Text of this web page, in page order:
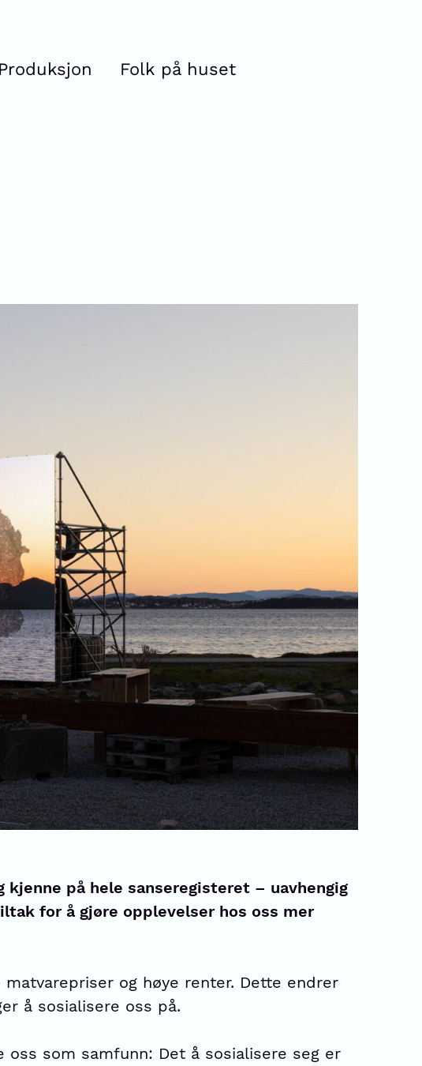
Produksjon Folk på huset
på hele sanseregisteret – uavhengig
for å gjøre opplevelser hos oss mer
og høye renter. Dette endrer
å sosialisere oss på.
som samfunn: Det å sosialisere seg er